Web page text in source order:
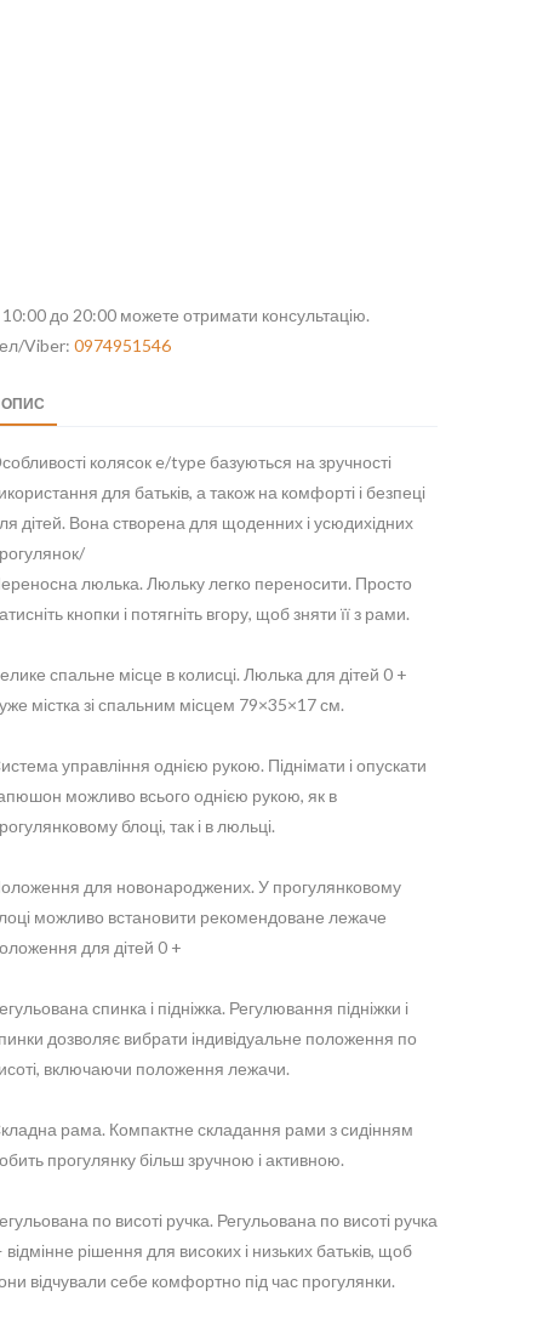
до 20:00 можете отримати консультацію.
Viber: 0974951546
ОПИС
колясок e/type базуються на зручності
для батьків, а також на комфорті і безпеці
дітей. Вона створена для щоденних і усюдихідних
люлька. Люльку легко переносити. Просто
кнопки і потягніть вгору, щоб зняти її з рами.
спальне місце в колисці. Люлька для дітей 0 +
містка зі спальним місцем 79×35×17 см.
управління однією рукою. Піднімати і опускати
можливо всього однією рукою, як в
блоці, так і в люльці.
для новонароджених. У прогулянковому
можливо встановити рекомендоване лежаче
для дітей 0 +
спинка і підніжка. Регулювання підніжки і
дозволяє вибрати індивідуальне положення по
включаючи положення лежачи.
рама. Компактне складання рами з сидінням
прогулянку більш зручною і активною.
по висоті ручка. Регульована по висоті ручка
відмінне рішення для високих і низьких батьків, щоб
відчували себе комфортно під час прогулянки.